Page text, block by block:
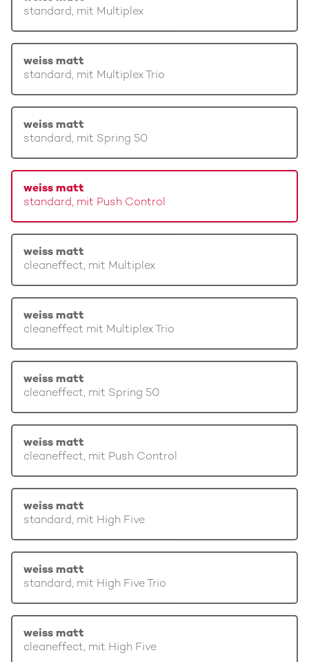
standard, mit Multiplex
weiss matt
standard, mit Multiplex Trio
weiss matt
standard, mit Spring 50
weiss matt
standard, mit Push Control
weiss matt
cleaneffect, mit Multiplex
weiss matt
cleaneffect mit Multiplex Trio
weiss matt
cleaneffect, mit Spring 50
weiss matt
cleaneffect, mit Push Control
weiss matt
standard, mit High Five
weiss matt
standard, mit High Five Trio
weiss matt
cleaneffect, mit High Five